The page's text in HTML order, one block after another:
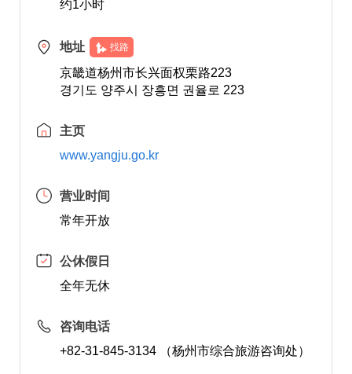
约1小时
地址 找路
京畿道杨州市长兴面权栗路223
경기도 양주시 장흥면 권율로 223
主页
www.yangju.go.kr
营业时间
常年开放
公休假日
全年无休
咨询电话
+82-31-845-3134 （杨州市综合旅游咨询处）